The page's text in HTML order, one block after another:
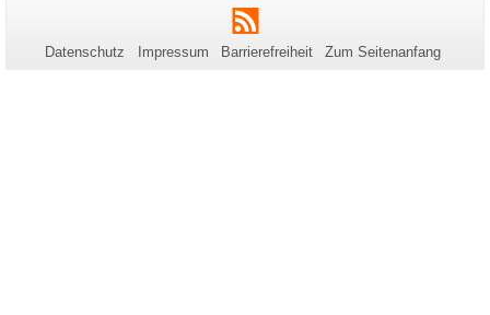
Informationen
zu
dieser
RSS
Datenschutz Impressum Barrierefreiheit Zum Seitenanfang